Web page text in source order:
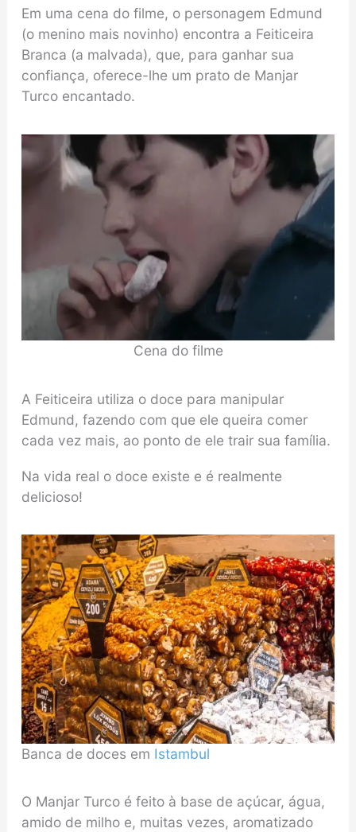
Em uma cena do filme, o personagem Edmund
(o menino mais novinho) encontra a Feiticeira
Branca (a malvada), que, para ganhar sua
confiança, oferece-lhe um prato de Manjar
Turco encantado.
Cena do filme
A Feiticeira utiliza o doce para manipular
Edmund, fazendo com que ele queira comer
cada vez mais, ao ponto de ele trair sua família.
Na vida real o doce existe e é realmente
delicioso!
Banca de doces em Istambul
O Manjar Turco é feito à base de açúcar, água,
amido de milho e, muitas vezes, aromatizado